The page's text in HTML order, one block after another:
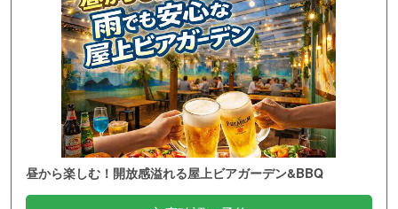
昼から楽しむ！開放感溢れる屋上ビアガーデン&BBQ